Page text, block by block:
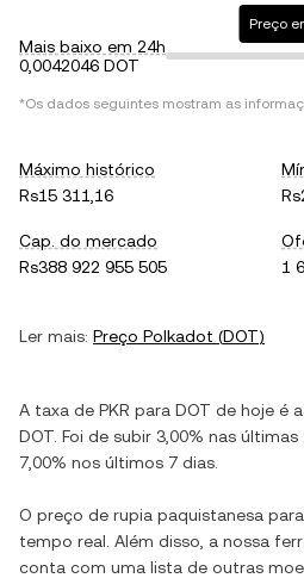
Mais baixo em 24h
0,0042046 DOT
Preço
*Os dados seguintes mostram as
Máximo histórico
Rs15 311,16
Cap. do mercado
Rs388 922 955 505
1
Ler mais: Preço Polkadot (DOT)
A taxa de PKR para DOT de hoje é
DOT . Foi de subir 3,00% nas últimas
7,00% nos últimos 7 dias.
O preço de rupia paquistanesa para
tempo real. Além disso, a nossa
conta com uma lista de outras